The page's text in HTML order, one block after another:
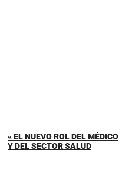
« EL NUEVO ROL DEL MÉDICO
Y DEL SECTOR SALUD